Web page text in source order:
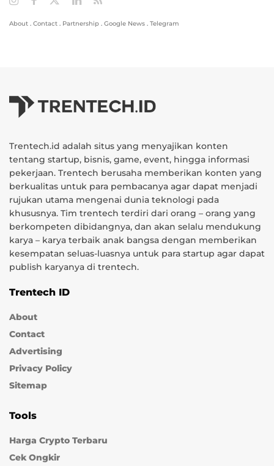
About . Contact . Partnership . Google News . Telegram
Trentech.id adalah situs yang menyajikan konten
tentang startup, bisnis, game, event, hingga informasi
pekerjaan. Trentech berusaha memberikan konten yang
berkualitas untuk para pembacanya agar dapat menjadi
rujukan utama mengenai dunia teknologi pada
khususnya. Tim trentech terdiri dari orang – orang yang
berkompeten dibidangnya, dan akan selalu mendukung
karya – karya terbaik anak bangsa dengan memberikan
kesempatan seluas-luasnya untuk para startup agar dapat
publish karyanya di trentech.
Trentech ID
About
Contact
Advertising
Privacy Policy
Sitemap
Tools
Harga Crypto Terbaru
Cek Ongkir